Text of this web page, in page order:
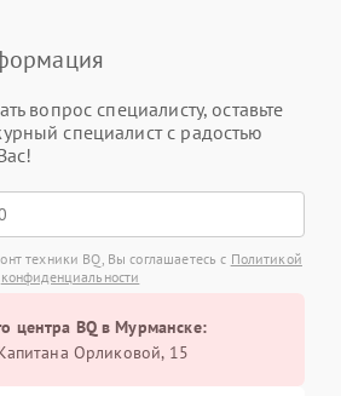
вопрос специалисту, оставьте
специалист с радостью
техники BQ, Вы соглашаетесь с Политикой
конфиденциальности
центра BQ в Мурманске:
Орликовой, 15